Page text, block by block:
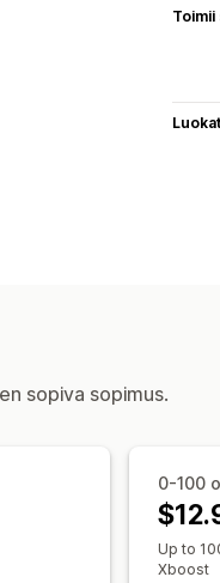
Toimii
Luokat
sopiva sopimus.
0-100
Up to
Xboost